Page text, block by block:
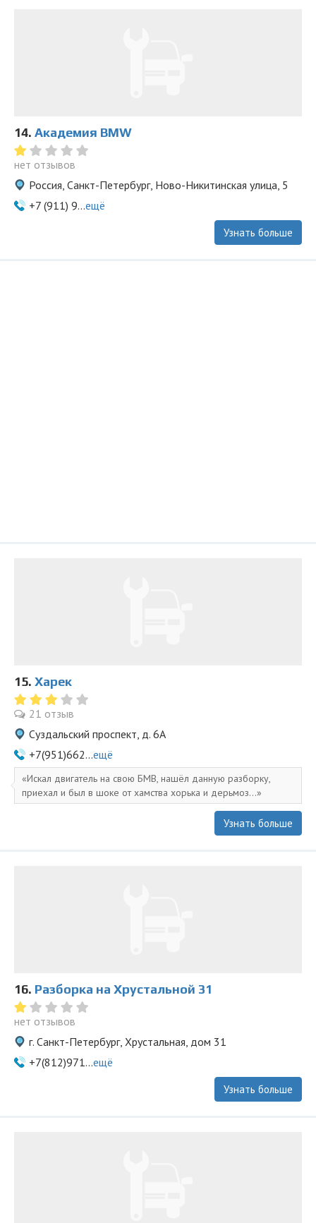
14. Академия BMW
нет отзывов
Россия, Санкт-Петербург, Ново-Никитинская улица, 5
+7 (911) 9...ещё
Узнать больше
15. Харек
21 отзыв
Суздальский проспект, д. 6А
+7(951)662...ещё
Искал двигатель на свою БМВ, нашёл данную разборку,
приехал и был в шоке от хамства хорька и дерьмоз...
Узнать больше
16. Разборка на Хрустальной 31
нет отзывов
г. Санкт-Петербург, Хрустальная, дом 31
+7(812)971...ещё
Узнать больше